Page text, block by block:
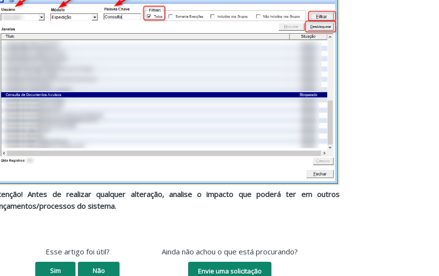
Antes de realizar qualquer alteração, analise o impacto que poderá ter em outros
processos do sistema.
Esse artigo foi útil?
Sim Não
Ainda não achou o que está procurando?
Envie uma solicitação